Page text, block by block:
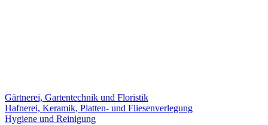
Gärtnerei, Gartentechnik und Floristik
Hafnerei, Keramik, Platten- und Fliesenverlegung
Hygiene und Reinigung